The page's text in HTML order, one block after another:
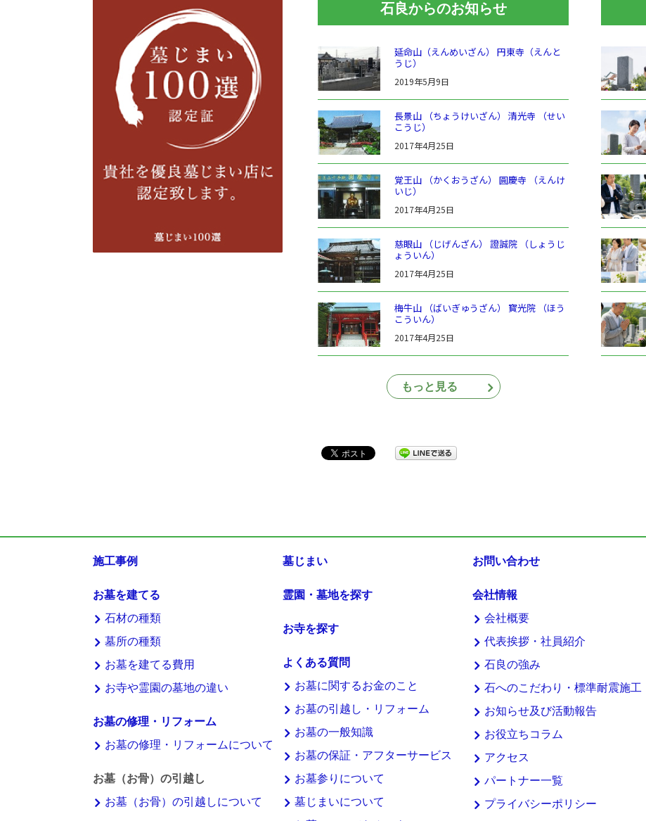
石良からのお知らせ
延命山（えんめいざん） 円東寺（えんと
うじ）
2019年5月9日
長景山 （ちょうけいざん） 清光寺 （せい
こうじ）
2017年4月25日
覚王山 （かくおうざん） 圓慶寺 （えんけ
いじ）
2017年4月25日
慈眼山 （じげんざん） 證誠院 （しょうじ
ょういん）
2017年4月25日
梅牛山 （ばいぎゅうざん） 寳光院 （ほう
こういん）
2017年4月25日
もっと見る
施工事例
お墓を建てる
石材の種類
墓所の種類
お墓を建てる費用
お寺や霊園の墓地の違い
お墓の修理・リフォーム
お墓の修理・リフォームについて
お墓（お骨）の引越し
お墓（お骨）の引越しについて
墓じまい
霊園・墓地を探す
お寺を探す
よくある質問
お墓に関するお金のこと
お墓の引越し・リフォーム
お墓の一般知識
お墓の保証・アフターサービス
お墓参りについて
墓じまいについて
お問い合わせ
会社情報
会社概要
代表挨拶・社員紹介
石良の強み
石へのこだわり・標準耐震施工
お知らせ及び活動報告
お役立ちコラム
アクセス
パートナー一覧
プライバシーポリシー